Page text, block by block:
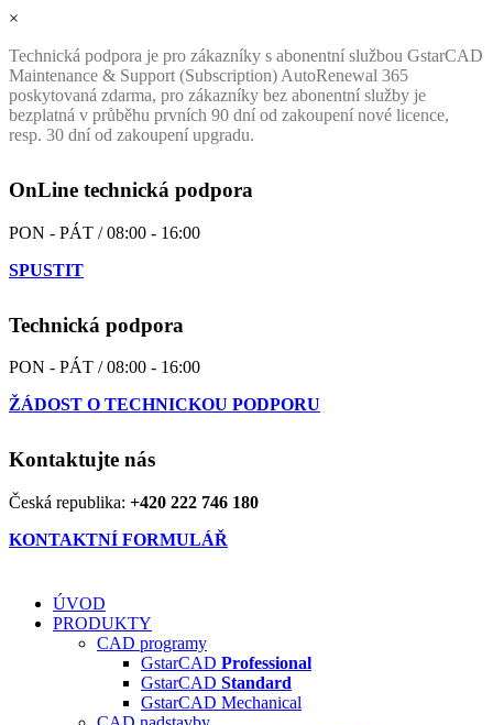
×
Technická podpora je pro zákazníky s abonentní službou GstarCAD
Maintenance & Support (Subscription) AutoRenewal 365
poskytovaná zdarma, pro zákazníky bez abonentní služby je
bezplatná v průběhu prvních 90 dní od zakoupení nové licence,
resp. 30 dní od zakoupení upgradu.
OnLine technická podpora
PON - PÁT / 08:00 - 16:00
SPUSTIT
Technická podpora
PON - PÁT / 08:00 - 16:00
ŽÁDOST O TECHNICKOU PODPORU
Kontaktujte nás
Česká republika: +420 222 746 180
KONTAKTNÍ FORMULÁŘ
ÚVOD
PRODUKTY
CAD programy
GstarCAD Professional
GstarCAD Standard
GstarCAD Mechanical